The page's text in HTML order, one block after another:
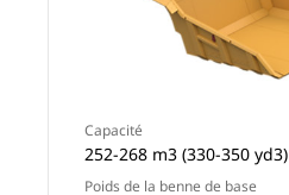
Capacité
252-268 m3 (330-350 yd3)
Poids de la benne de base